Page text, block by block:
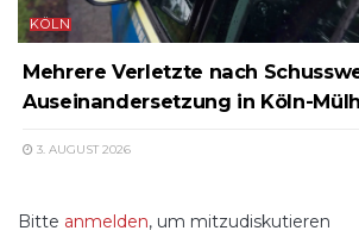
KÖLN
Mehrere Verletzte nach
Auseinandersetzung in Köln-
3. AUGUST 2026
Bitte anmelden, um mitzudiskutieren